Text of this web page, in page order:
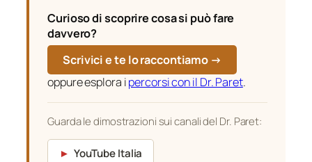
Curioso di scoprire cosa si può fare
davvero?
Scrivici e te lo raccontiamo →
oppure esplora ipercorsi con il Dr. Paret.
Guarda le dimostrazioni sui canali del Dr. Paret:
► YouTube Italia